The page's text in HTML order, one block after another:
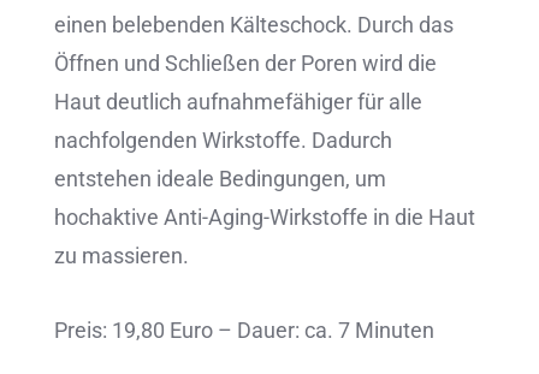
einen belebenden Kälteschock. Durch das
Öffnen und Schließen der Poren wird die
Haut deutlich aufnahmefähiger für alle
nachfolgenden Wirkstoffe. Dadurch
entstehen ideale Bedingungen, um
hochaktive Anti-Aging-Wirkstoffe in die Haut
zu massieren.
Preis: 19,80 Euro – Dauer: ca. 7 Minuten